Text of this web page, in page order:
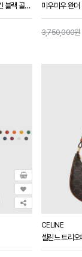
샤넬 25백 스몰 그레인드 카프스킨 블랙 골드 메탈 AS5293
3,750,000원
CELINE